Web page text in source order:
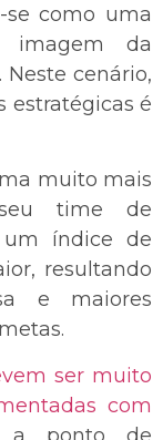
como uma
imagem da
cenário,
estratégicas é
muito mais
time de
um índice de
resultando
e maiores
ser muito
com